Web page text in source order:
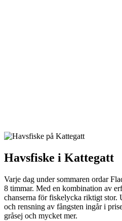
Havsfiske i Kattegatt
Varje dag under sommaren ordar
8 timmar. Med en kombination av
chanserna för fiskelycka riktigt stor.
och rensning av fångsten ingår i
gråsej och mycket mer.